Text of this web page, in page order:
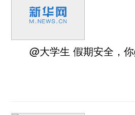
@大学生 假期安全，